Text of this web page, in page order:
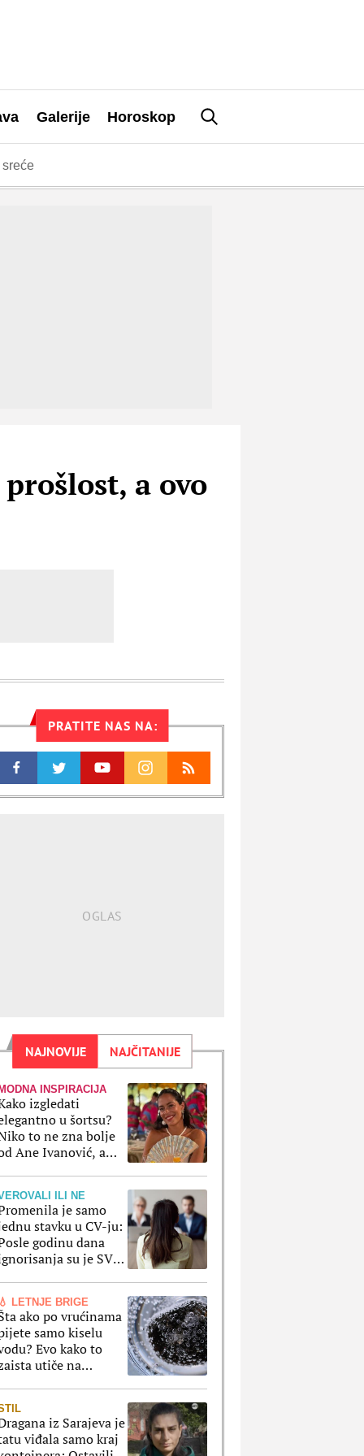
Galerije Horoskop
sreće
a ovo
PRATITE NAS NA:
NAJNOVIJE NAJČITANIJE
MODNA INSPIRACIJA
izgledati
u šortsu?
to ne zna bolje
Ane Ivanović, a
ILI NE
je samo
stavku u CV-ju:
godinu dana
su je SVI
💧 LETNJE BRIGE
ako po vrućinama
samo kiselu
Evo kako to
utiče na
iz Sarajeva je
viđala samo kraj